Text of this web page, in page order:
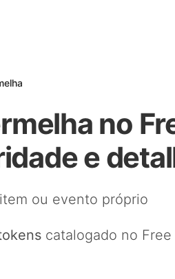
no
e
ou evento próprio
catalogado no